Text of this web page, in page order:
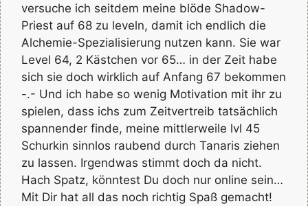
versuche ich seitdem meine blöde Shadow-
Priest auf 68 zu leveln, damit ich endlich die
Alchemie-Spezialisierung nutzen kann. Sie war
Level 64, 2 Kästchen vor 65… in der Zeit habe
sich sie doch wirklich auf Anfang 67 bekommen
-.- Und ich habe so wenig Motivation mit ihr zu
spielen, dass ichs zum Zeitvertreib tatsächlich
spannender finde, meine mittlerweile lvl 45
Schurkin sinnlos raubend durch Tanaris ziehen
zu lassen. Irgendwas stimmt doch da nicht.
Hach Spatz, könntest Du doch nur online sein…
Mit Dir hat all das noch richtig Spaß gemacht!